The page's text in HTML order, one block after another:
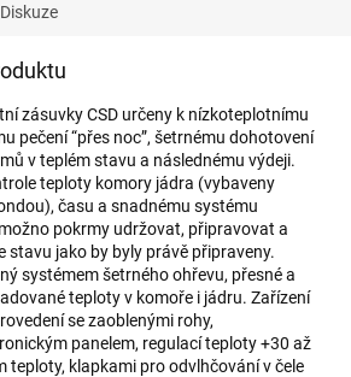
Diskuze
zásuvky CSD určeny k nízkoteplotnímu
pečení “přes noc”, šetrnému dohotovení
v teplém stavu a následnému výdeji.
teploty komory jádra (vybaveny
času a snadnému systému
pokrmy udržovat, připravovat a
stavu jako by byly právě připraveny.
systémem šetrného ohřevu, přesné a
teploty v komoře i jádru. Zařízení
se zaoblenými rohy,
panelem, regulací teploty +30 až
teploty, klapkami pro odvlhčování v čele